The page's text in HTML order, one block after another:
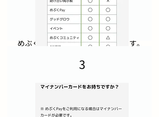
めぶくアプリをダウンロードします。
3